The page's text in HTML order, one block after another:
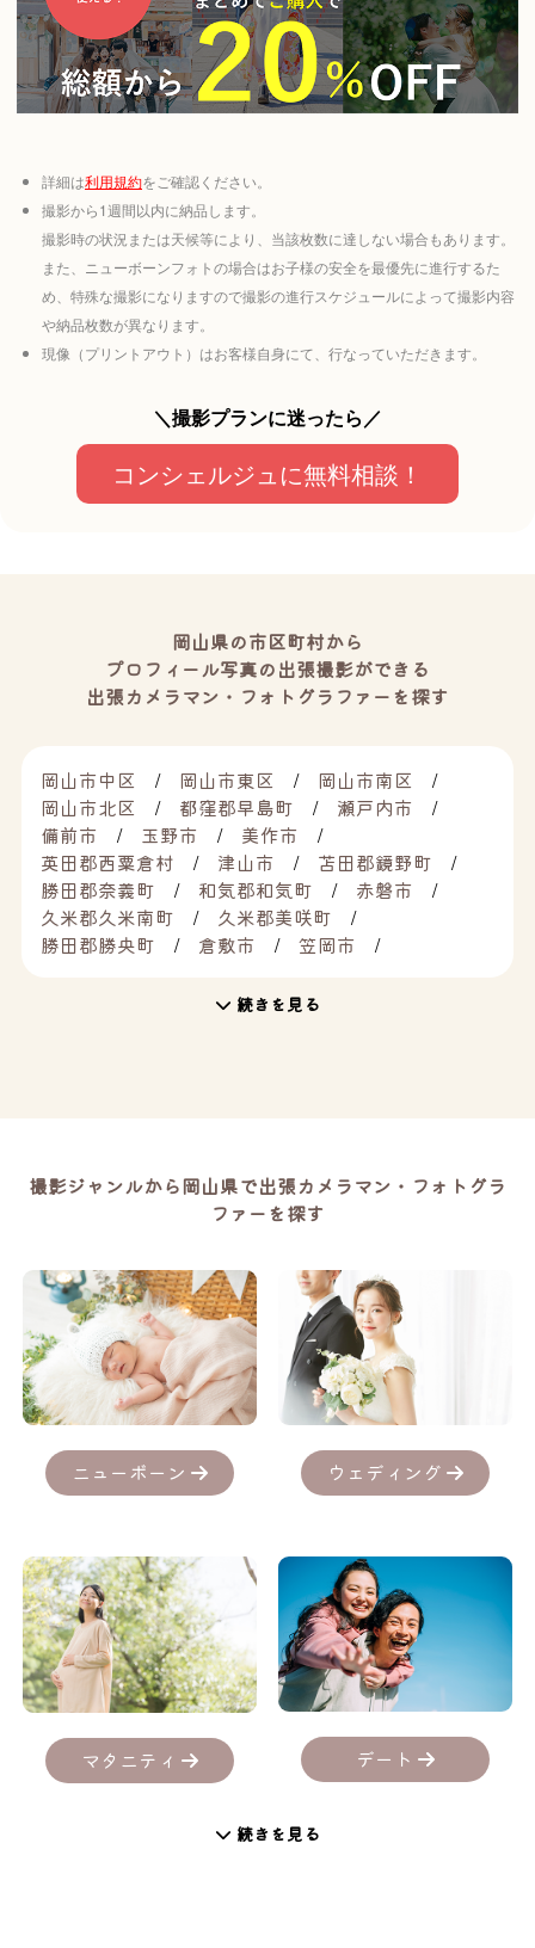
詳細は利用規約をご確認ください。
撮影から1週間以内に納品します。
撮影時の状況または天候等により、当該枚数に達しない場合もあります。
また、ニューボーンフォトの場合はお子様の安全を最優先に進行するた
め、特殊な撮影になりますので撮影の進行スケジュールによって撮影内容
や納品枚数が異なります。
現像（プリントアウト）はお客様自身にて、行なっていただきます。
＼撮影プランに迷ったら／
コンシェルジュに無料相談！
岡山県の市区町村から
プロフィール写真の出張撮影ができる
出張カメラマン・フォトグラファーを探す
岡山市中区 岡山市東区
岡山市南区
岡山市北区
都窪郡早島町
瀬戸内市
備前市
玉野市
美作市
英田郡西粟倉村
津山市
苫田郡鏡野町
勝田郡奈義町
和気郡和気町
赤磐市
久米郡久米南町
久米郡美咲町
勝田郡勝央町
倉敷市 笠岡市
続きを見る
撮影ジャンルから岡山県で出張カメラマン・フォトグラ
ファーを探す
ニューボーン ウェディング
マタニティ デート
続きを見る